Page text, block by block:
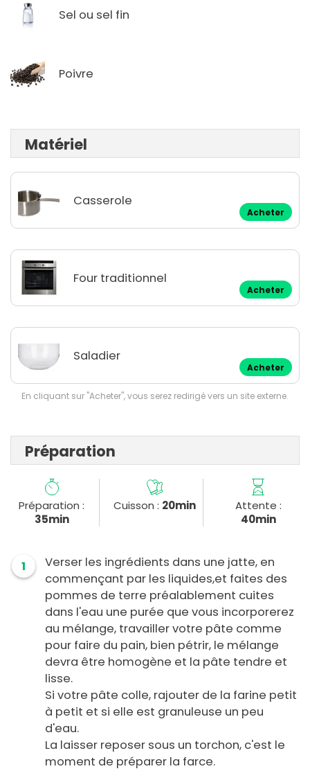
Sel ou sel fin
Poivre
Matériel
Casserole
Acheter
Four traditionnel
Acheter
Saladier
Acheter
En cliquant sur "Acheter", vous serez redirigé vers un site externe.
Préparation
Préparation :
35min
Cuisson : 20min
Attente :
40min
1
Verser les ingrédients dans une jatte, en
commençant par les liquides,et faites des
pommes de terre préalablement cuites
dans l'eau une purée que vous incorporerez
au mélange, travailler votre pâte comme
pour faire du pain, bien pétrir, le mélange
devra être homogène et la pâte tendre et
lisse.
Si votre pâte colle, rajouter de la farine petit
à petit et si elle est granuleuse un peu
d'eau.
La laisser reposer sous un torchon, c'est le
moment de préparer la farce.